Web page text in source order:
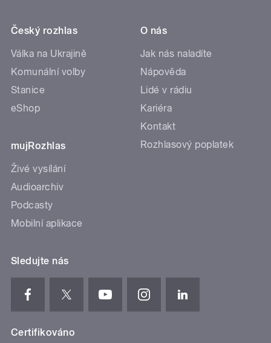
Český rozhlas
Válka na Ukrajině
Komunální volby
Stanice
eShop
mujRozhlas
Živé vysílání
Audioarchiv
Podcasty
Mobilní aplikace
O nás
Jak nás naladíte
Nápověda
Lidé v rádiu
Kariéra
Kontakt
Rozhlasový poplatek
Sledujte nás
Certifikováno